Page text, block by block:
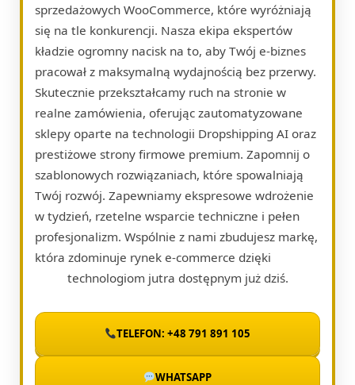
sprzedażowych WooCommerce, które wyróżniają
się na tle konkurencji. Nasza ekipa ekspertów
kładzie ogromny nacisk na to, aby Twój e-biznes
pracował z maksymalną wydajnością bez przerwy.
Skutecznie przekształcamy ruch na stronie w
realne zamówienia, oferując zautomatyzowane
sklepy oparte na technologii Dropshipping AI oraz
prestiżowe strony firmowe premium. Zapomnij o
szablonowych rozwiązaniach, które spowalniają
Twój rozwój. Zapewniamy ekspresowe wdrożenie
w tydzień, rzetelne wsparcie techniczne i pełen
profesjonalizm. Wspólnie z nami zbudujesz markę,
która zdominuje rynek e-commerce dzięki
technologiom jutra dostępnym już dziś.
TELEFON: +48 791 891 105
WHATSAPP